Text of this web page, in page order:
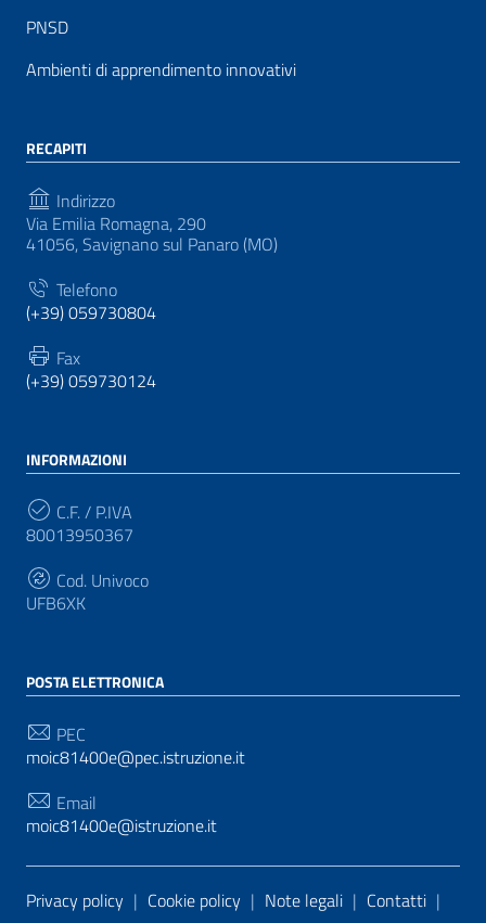
PNSD
Ambienti di apprendimento innovativi
RECAPITI
Indirizzo
Via Emilia Romagna, 290
41056, Savignano sul Panaro (MO)
Telefono
(+39) 059730804
Fax
(+39) 059730124
INFORMAZIONI
C.F. / P.IVA
80013950367
Cod. Univoco
UFB6XK
POSTA ELETTRONICA
PEC
moic81400e@pec.istruzione.it
Email
moic81400e@istruzione.it
Sezione Link Utili
Privacy policy | Cookie policy | Note legali | Contatti |